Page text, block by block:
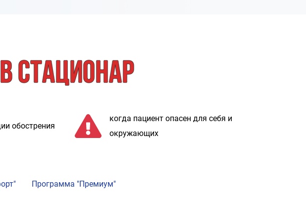
стационар
обострения
когда пациент опасен для себя и
окружающих
Программа "Премиум"